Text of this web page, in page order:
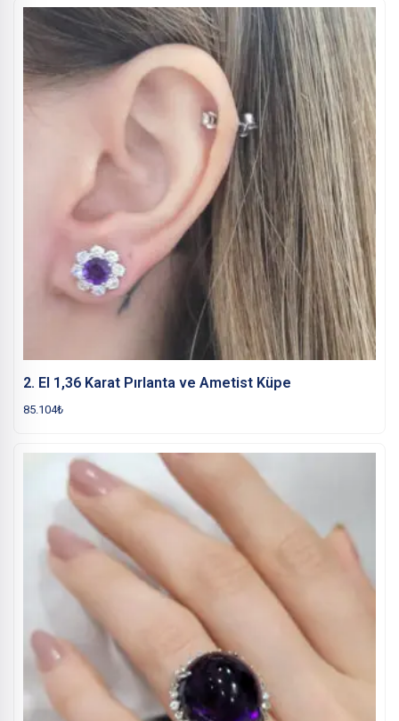
2. El 1,36 Karat Pırlanta ve Ametist Küpe
85.104₺